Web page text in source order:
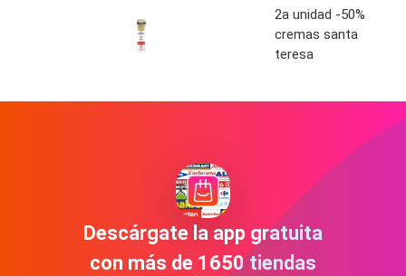
2a unidad -50%
cremas santa
teresa
Descárgate la app gratuita
con más de 1650 tiendas